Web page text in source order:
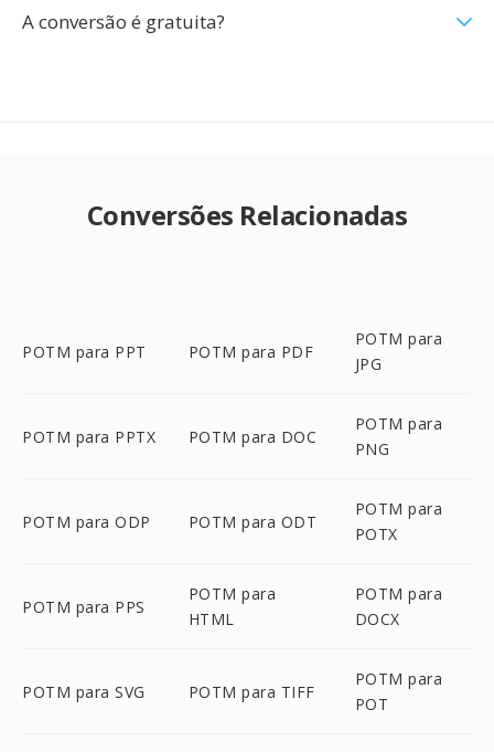
A conversão é gratuita?
Conversões Relacionadas
POTM para PPT POTM para PDF
POTM para
JPG
POTM para PPTX POTM para DOC
POTM para
PNG
POTM para ODP POTM para ODT
POTM para
POTX
POTM para PPS
POTM para
HTML
POTM para
DOCX
POTM para SVG POTM para TIFF
POTM para
POT